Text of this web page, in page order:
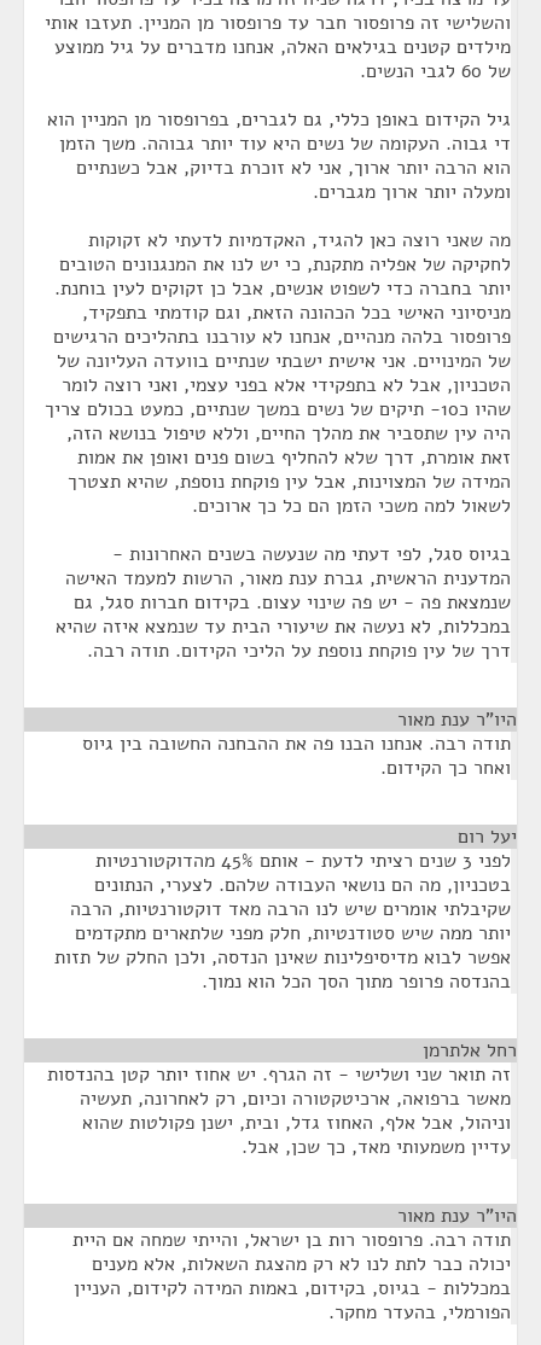
והשלישי זה פרופסור חבר עד פרופסור מן המניין. תעזבו אותי
מילדים קטנים בגילאים האלה, אנחנו מדברים על גיל ממוצע
של 60 לגבי הנשים.
גיל הקידום באופן כללי, גם לגברים, בפרופסור מן המניין הוא
די גבוה. העקומה של נשים היא עוד יותר גבוהה. משך הזמן
הוא הרבה יותר ארוך, אני לא זוכרת בדיוק, אבל כשנתיים
ומעלה יותר ארוך מגברים.
מה שאני רוצה כאן להגיד, האקדמיות לדעתי לא זקוקות
לחקיקה של אפליה מתקנת, כי יש לנו את המנגנונים הטובים
יותר בחברה כדי לשפוט אנשים, אבל כן זקוקים לעין בוחנת.
מניסיוני האישי בכל הכהונה הזאת, וגם קודמתי בתפקיד,
פרופסור בלהה מנהיים, אנחנו לא עורבנו בתהליכים הרגישים
של המינויים. אני אישית ישבתי שנתיים בוועדה העליונה של
הטכניון, אבל לא בתפקידי אלא בפני עצמי, ואני רוצה לומר
שהיו כ10- תיקים של נשים במשך שנתיים, כמעט בכולם צריך
היה עין שתסביר את מהלך החיים, וללא טיפול בנושא הזה,
זאת אומרת, דרך שלא להחליף בשום פנים ואופן את אמות
המידה של המצוינות, אבל עין פוקחת נוספת, שהיא תצטרך
לשאול למה משכי הזמן הם כל כך ארוכים.
בגיוס סגל, לפי דעתי מה שנעשה בשנים האחרונות -
המדענית הראשית, גברת ענת מאור, הרשות למעמד האישה
שנמצאת פה - יש פה שינוי עצום. בקידום חברות סגל, גם
במכללות, לא נעשה את שיעורי הבית עד שנמצא איזה שהיא
דרך של עין פוקחת נוספת על הליכי הקידום. תודה רבה.
היו"ר ענת מאור
תודה רבה. אנחנו הבנו פה את ההבחנה החשובה בין גיוס
ואחר כך הקידום.
יעל רום
לפני 3 שנים רציתי לדעת - אותם 45% מהדוקטורנטיות
בטכניון, מה הם נושאי העבודה שלהם. לצערי, הנתונים
שקיבלתי אומרים שיש לנו הרבה מאד דוקטורנטיות, הרבה
יותר ממה שיש סטודנטיות, חלק מפני שלתארים מתקדמים
אפשר לבוא מדיסיפלינות שאינן הנדסה, ולכן החלק של תזות
בהנדסה פרופר מתוך הסך הכל הוא נמוך.
רחל אלתרמן
זה תואר שני ושלישי - זה הגרף. יש אחוז יותר קטן בהנדסות
מאשר ברפואה, ארכיטקטורה וכיום, רק לאחרונה, תעשיה
וניהול, אבל אלף, האחוז גדל, ובית, ישנן פקולטות שהוא
עדיין משמעותי מאד, כך שכן, אבל.
היו"ר ענת מאור
תודה רבה. פרופסור רות בן ישראל, והייתי שמחה אם היית
יכולה כבר לתת לנו לא רק מהצגת השאלות, אלא מענים
במכללות - בגיוס, בקידום, באמות המידה לקידום, העניין
הפורמלי, בהעדר מחקר.